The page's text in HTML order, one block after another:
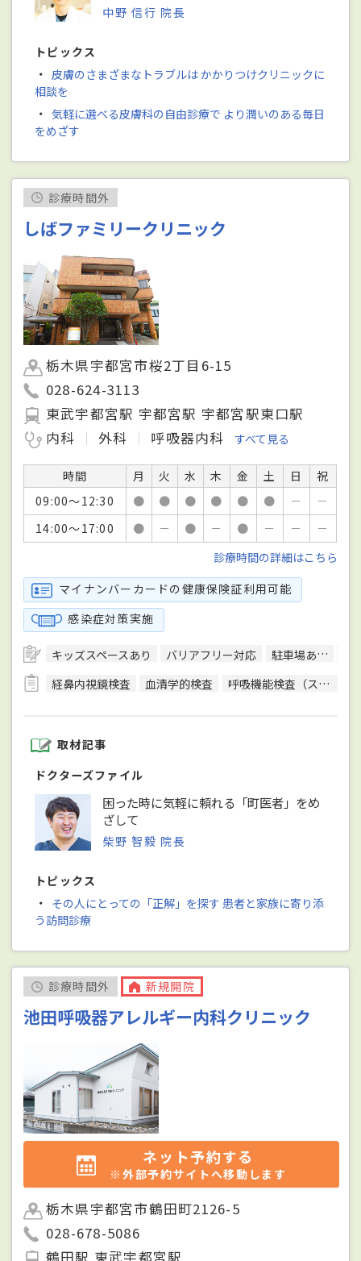
中野 信行 院長
トピックス
・ 皮膚のさまざまなトラブルは かかりつけクリニックに
相談を
・ 気軽に選べる皮膚科の自由診療で より潤いのある毎日
をめざす
診療時間外
しばファミリークリニック
栃木県宇都宮市桜2丁目6-15
028-624-3113
東武宇都宮駅 宇都宮駅 宇都宮駅東口駅
内科
外科 呼吸器内科 すべて見る
時間 月 火 水 木 金 土 日
祝
09:00～12:30
● ● ● ● ● ● －
－
14:00～17:00
● － ● － ● － －
－
診療時間の詳細はこちら
マイナンバーカードの健康保険証利用可能
感染症対策実施
キッズスペースあり バリアフリー対応 駐車場あり
経鼻内視鏡検査
血清学的検査 呼吸機能検査（スパイロメトリー）
取材記事
ドクターズファイル
困った時に気軽に頼れる「町医者」をめ
ざして
柴野 智毅 院長
トピックス
・ その人にとっての「正解」を探す 患者と家族に寄り添
う訪問診療
診療時間外 新規開院
池田呼吸器アレルギー内科クリニック
ネット予約する
※外部予約サイトへ移動します
栃木県宇都宮市鶴田町2126-5
028-678-5086
鶴田駅 東武宇都宮駅